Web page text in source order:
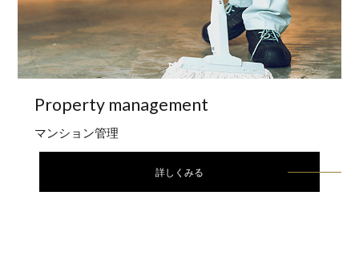
Property management
マンション管理
詳しくみる